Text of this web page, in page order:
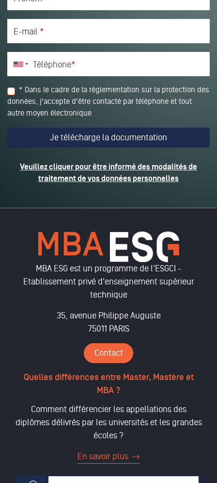
E-mail *
Téléphone*
* Dans le cadre de la réglementation sur la protection des
données, j'accepte d'être contacté par téléphone et tout
autre moyen électronique
Veuillez cliquer pour être informé des modalités de
traitement de vos données personnelles
MBA ESG est un programme de l'ESGCI -
Etablissement privé d'enseignement supérieur
technique
35, avenue Philippe Auguste
75011 PARIS
Contact
Quelles différences entre Master, Mastère et
MBA ?
Comment différencier les appellations des
diplômes délivrés par les universités et les grandes
écoles ?
En savoir plus